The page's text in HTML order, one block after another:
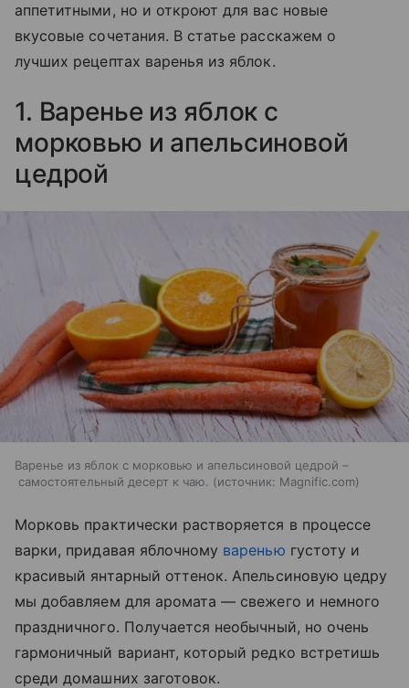
аппетитными, но и откроют для вас новые
вкусовые сочетания. В статье расскажем о
лучших рецептах варенья из яблок.
1. Варенье из яблок с
морковью и апельсиновой
цедрой
Варенье из яблок с морковью и апельсиновой цедрой –
самостоятельный десерт к чаю.
источник: Magnific.com
Морковь практически растворяется в процессе
варки, придавая яблочному варенью густоту и
красивый янтарный оттенок. Апельсиновую цедру
мы добавляем для аромата — свежего и немного
праздничного. Получается необычный, но очень
гармоничный вариант, который редко встретишь
среди домашних заготовок.